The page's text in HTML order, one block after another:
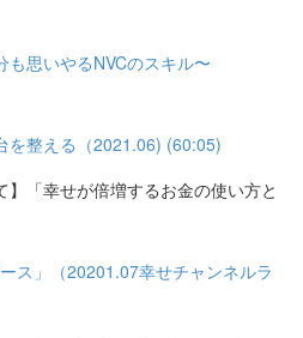
も思いやるNVCのスキル〜
を整える（2021.06) (60:05)
】「幸せが倍増するお金の使い方と
ス」（20201.07幸せチャンネルラ